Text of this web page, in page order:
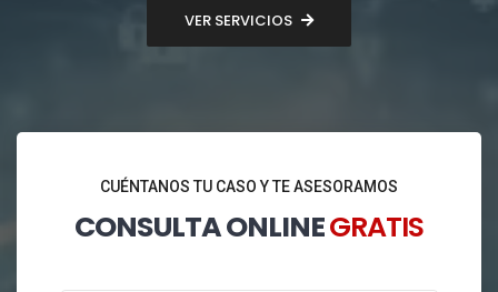
VER SERVICIOS
CUÉNTANOS TU CASO Y TE ASESORAMOS
CONSULTA ONLINEGRATIS